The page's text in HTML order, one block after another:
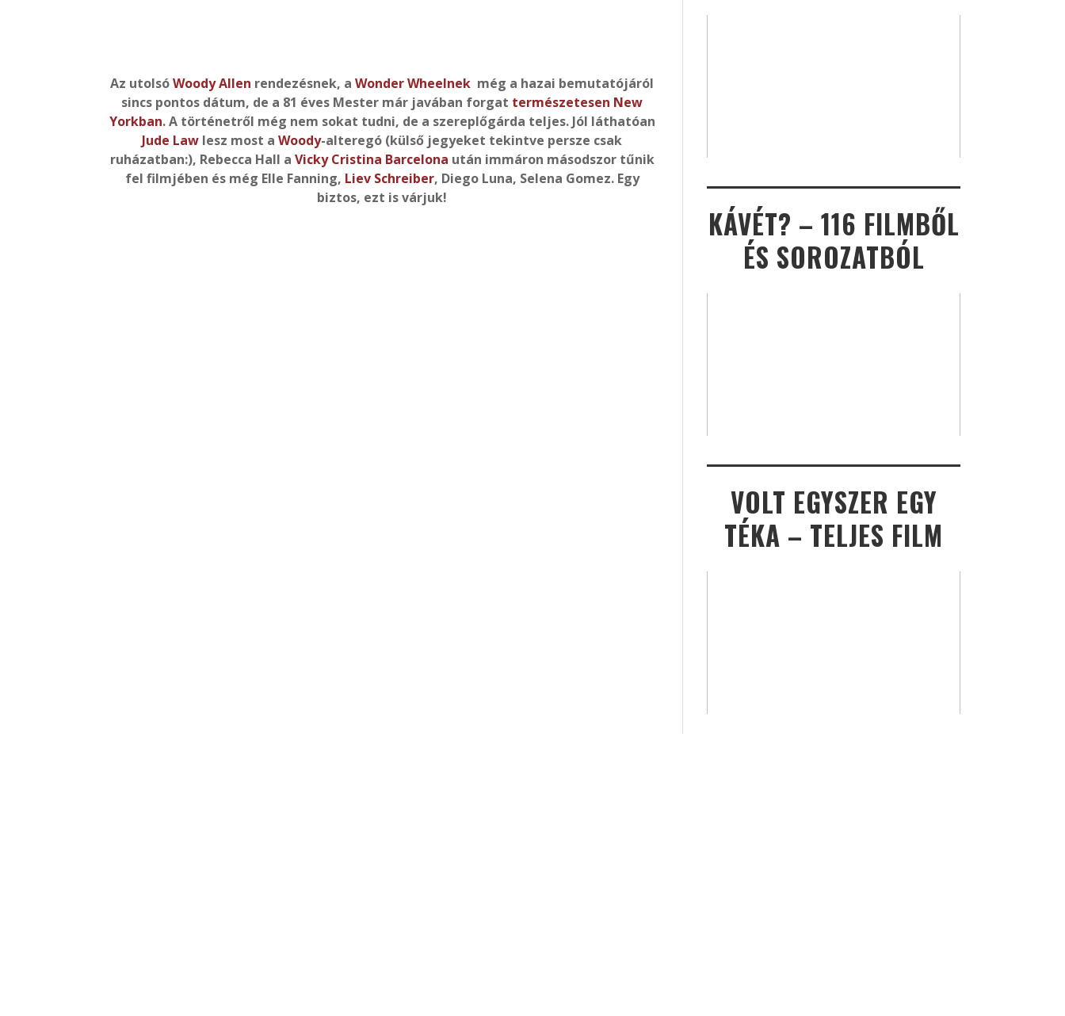
Az utolsóWoody Allen rendezésnek, a Wonder Wheelnek még a hazai bemutatójáról
sincs pontos dátum, de a 81 éves Mester már javában forgat természetesen New
Yorkban. A történetről még nem sokat tudni, de a szereplőgárda teljes. Jól láthatóan
Jude Law lesz most a Woody-alteregó (külső jegyeket tekintve persze csak
ruházatban:), Rebecca Hall a Vicky Cristina Barcelona után immáron másodszor tűnik
fel filmjében és még Elle Fanning, Liev Schreiber, Diego Luna, Selena Gomez. Egy
biztos, ezt is várjuk!
KÁVÉT? – 116 FILMBŐL
ÉS SOROZATBÓL
VOLT EGYSZER EGY
TÉKA – TELJES FILM